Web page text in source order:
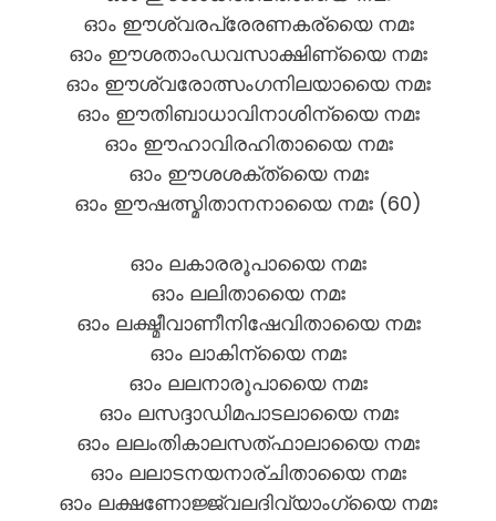
ഓം ഈശ്വരപ്രേരണകര്യൈ നമഃ
ഓം ഈശതാംഡവസാക്ഷിണ്യൈ നമഃ
ഓം ഈശ്വരോത്സംഗനിലയായൈ നമഃ
ഓം ഈതിബാധാവിനാശിന്യൈ നമഃ
ഓം ഈഹാവിരഹിതായൈ നമഃ
ഓം ഈശശക്ത്യൈ നമഃ
ഓം ഈഷത്സ്മിതാനനായൈ നമഃ (60)
ഓം ലകാരരൂപായൈ നമഃ
ഓം ലലിതായൈ നമഃ
ഓം ലക്ഷ്മീവാണീനിഷേവിതായൈ നമഃ
ഓം ലാകിന്യൈ നമഃ
ഓം ലലനാരൂപായൈ നമഃ
ഓം ലസദ്ദാഡിമപാടലായൈ നമഃ
ഓം ലലംതികാലസത്ഫാലായൈ നമഃ
ഓം ലലാടനയനാര്ചിതായൈ നമഃ
ഓം ലക്ഷണോജ്ജ്വലദിവ്യാംഗ്യൈ നമഃ